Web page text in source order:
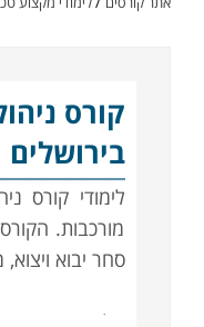
קורס
בירושלים
לימודי קורס
מורכבות.
סחר יבוא
הלימודים